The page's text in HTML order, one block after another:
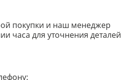
покупки и наш менеджер
часа для уточнения деталей